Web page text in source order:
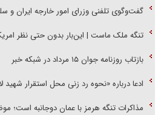
گفت‌وگوی تلفنی وزرای امور خارجه ایران و
تنگه ملک ماست | این‌بار بدون حتی نظر
بازتاب روزنامه جوان ۱۵ مرداد در شبکه خبر
ادعا درباره «نحوه رد زنی محل استقرار
مذاکرات تنگه هرمز با عمان دوجانبه است؛